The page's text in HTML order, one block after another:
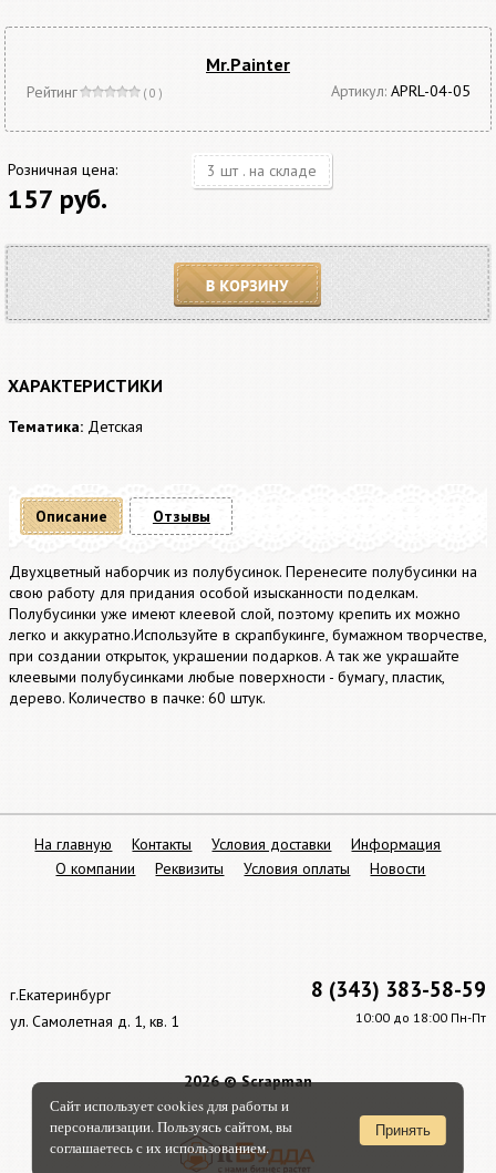
Mr.Painter
Рейтинг ( 0 ) Артикул: APRL-04-05
Розничная цена:
157 руб.
3 шт . на складе
В корзину
ХАРАКТЕРИСТИКИ
Тематика: Детская
Описание
Двухцветный наборчик из полубусинок. Перенесите полубусинки на
свою работу для придания особой изысканности поделкам.
Полубусинки уже имеют клеевой слой, поэтому крепить их можно
легко и аккуратно.Используйте в скрапбукинге, бумажном творчестве,
при создании открыток, украшении подарков. А так же украшайте
клеевыми полубусинками любые поверхности - бумагу, пластик,
дерево. Количество в пачке: 60 штук.
Отзывы
8 (343) 383-58-59
10:00 до 18:00 Пн-Пт
г.Екатеринбург
ул. Самолетная д. 1, кв. 1
2026 © Scrapman
На главную Контакты Условия доставки
Информация
О компании
Реквизиты Условия оплаты Новости
Сайт использует cookies для работы и
персонализации. Пользуясь сайтом, вы
соглашаетесь с их использованием.
Принять